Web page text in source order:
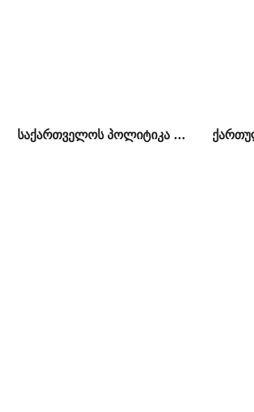
საქართველოს პოლიტიკა ჩრდილოეთ კავკასიის მიმართ 2008-2012 წლებში და მას შემდეგ: შედარებითი ანალიზი